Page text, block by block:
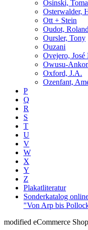
Osinski,
Osterwalder,
Ott + Stein
Oudot, Roland
Oursler, Tony
Ouzani
Ovejero, José
Owusu-
Oxford, J.A.
Ozenfant,
P
Q
R
S
T
U
V
W
X
Y
Z
Plakatliteratur
Sonderkatalog
"Von Arp bis
modified eCommerce